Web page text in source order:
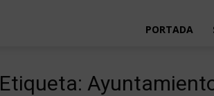
PORTADA
Etiqueta: